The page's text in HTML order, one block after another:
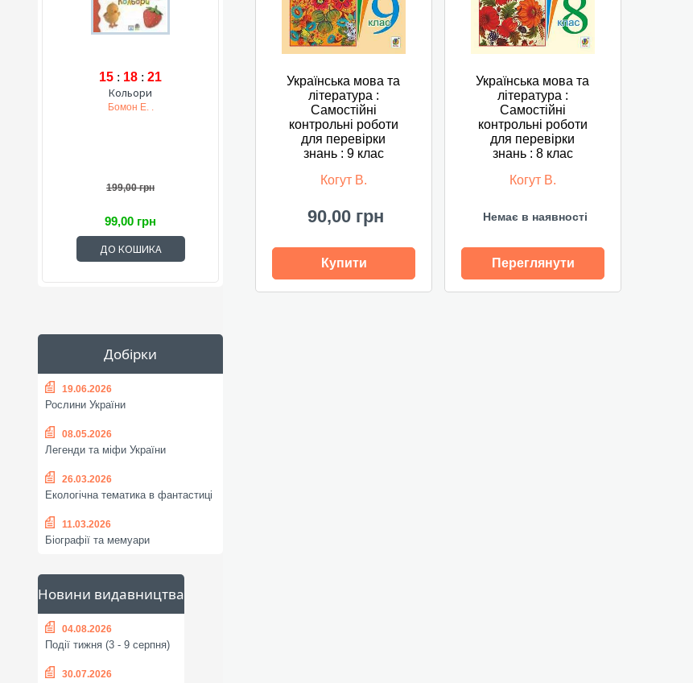
15 : 18 : 20
Кольори
Бомон Е. .
199,00 грн
99,00 грн
ДО КОШИКА
Добірки
19.06.2026
Рослини України
08.05.2026
Легенди та міфи України
26.03.2026
Екологічна тематика в фантастиці
11.03.2026
Біографії та мемуари
Новини видавництва
04.08.2026
Події тижня (3 - 9 серпня)
30.07.2026
Українська мова та
література :
Самостійні
контрольні роботи
для перевірки
знань : 9 клас
Когут В.
90,00 грн
Купити
Українська мова та
література :
Самостійні
контрольні роботи
для перевірки
знань : 8 клас
Когут В.
Немає в наявності
Переглянути